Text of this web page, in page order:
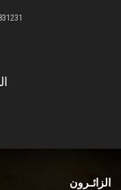
- 26831474
الزائـرون